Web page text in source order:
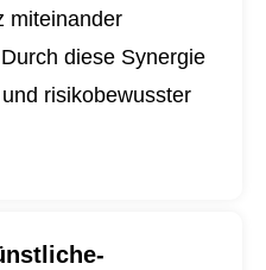
miteinander
diese Synergie
risikobewusster